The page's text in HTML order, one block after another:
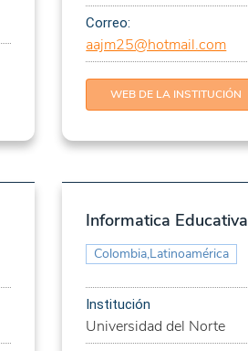
Correo:
aajm25@hotmail.com
WEB DE LA INSTITUCIÓN
Informatica Educativa
Colombia,Latinoamérica
Institución
Universidad del Norte